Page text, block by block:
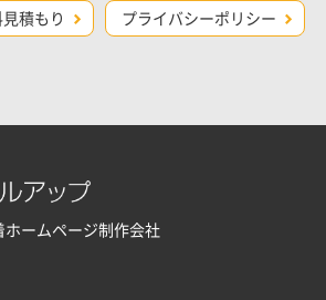
積もり プライバシーポリシー
ホームページ制作会社